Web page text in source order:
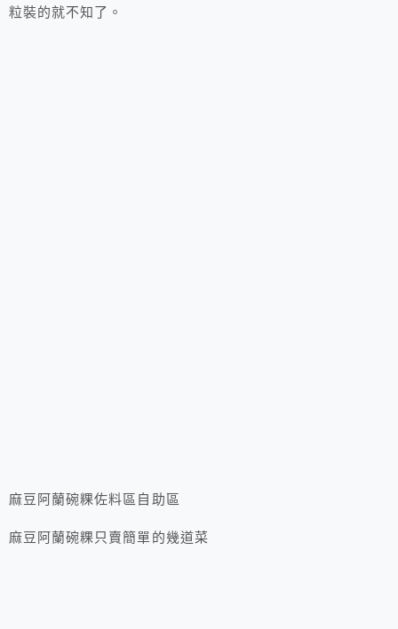
粒裝的就不知了。
麻豆阿蘭碗粿佐料區自助區
麻豆阿蘭碗粿只賣簡單的幾道菜